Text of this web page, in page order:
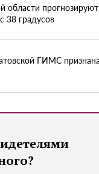
области
38 градусов
ГИМС